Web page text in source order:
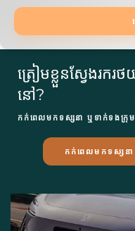
ត្រៀមខ្លួនស្វែងរករ
នៅ?
កក់ពេលមកទស្សនា ឬទាក់ទងក្រុមក
កក់ពេលមកទស្សនា